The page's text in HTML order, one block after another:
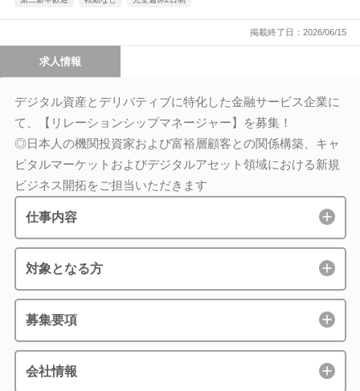
掲載終了日：2026/06/15
求人情報
デジタル資産とデリバティブに特化した金融サービス企業に
て、【リレーションシップマネージャー】を募集！
◎日本人の機関投資家および富裕層顧客との関係構築、キャ
ピタルマーケットおよびデジタルアセット領域における新規
ビジネス開拓をご担当いただきます
仕事内容
対象となる方
募集要項
会社情報